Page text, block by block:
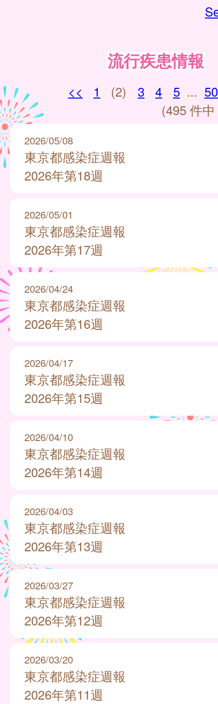
流行疾患情報
<< 1 (2) 3 4 5 ... 50
(495 件
2026/05/08
東京都感染症週報
2026年第18週
2026/05/01
東京都感染症週報
2026年第17週
2026/04/24
東京都感染症週報
2026年第16週
2026/04/17
東京都感染症週報
2026年第15週
2026/04/10
東京都感染症週報
2026年第14週
2026/04/03
東京都感染症週報
2026年第13週
2026/03/27
東京都感染症週報
2026年第12週
2026/03/20
東京都感染症週報
2026年第11週